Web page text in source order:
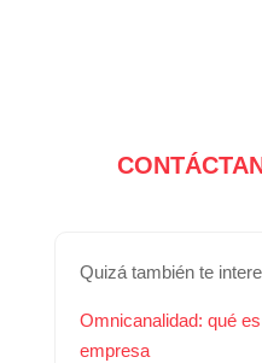
Quizá también te
Omnicanalidad: qué
empresa